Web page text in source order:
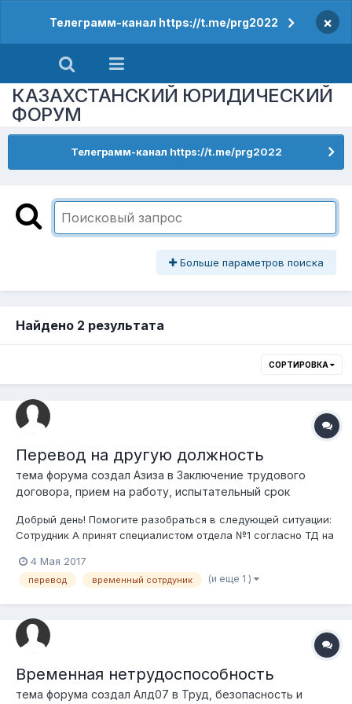
Телеграмм-канал https://t.me/prg2022 ×
КАЗАХСТАНСКИЙ ЮРИДИЧЕСКИЙ
ФОРУМ
Телеграмм-канал https://t.me/prg2022
Больше параметров поиска
Найдено 2 результата
СОРТИРОВКА
Перевод на другую должность
тема форума создал Азиза в Заключение трудового
договора, прием на работу, испытательный срок
Добрый день! Помогите разобраться в следующей ситуации:
Сотрудник А принят специалистом отдела №1 согласно ТД на
временно в другой отдел №2 на период отпуска по уходу за
ребенком другого работника. В отделе №2 образовалась
4 Мая 2017
перевод временный сотрдуник (и еще 1 )
Временная нетрудоспособность
тема форума создал Алд07 в Труд, безопасность и